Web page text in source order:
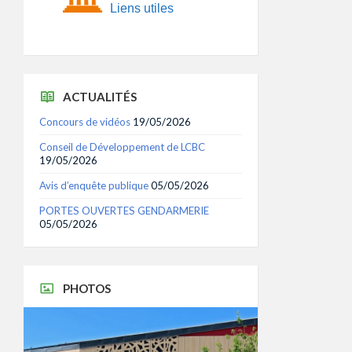
Liens utiles
ACTUALITÉS
Concours de vidéos 19/05/2026
Conseil de Développement de LCBC
19/05/2026
Avis d’enquête publique05/05/2026
PORTES OUVERTES GENDARMERIE
05/05/2026
PHOTOS